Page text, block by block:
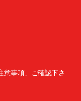
事項」ご確認下さ